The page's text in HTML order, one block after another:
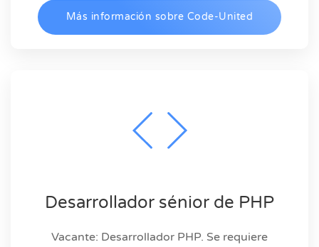
Más información sobre Code-United
Desarrollador sénior de PHP
Vacante: Desarrollador PHP. Se requiere